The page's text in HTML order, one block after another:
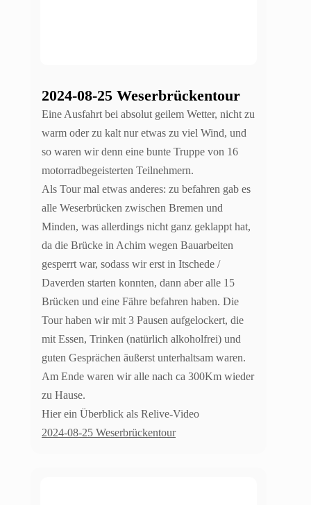
2024-08-25 Weserbrückentour
Eine Ausfahrt bei absolut geilem Wetter, nicht zu
warm oder zu kalt nur etwas zu viel Wind, und
so waren wir denn eine bunte Truppe von 16
motorradbegeisterten Teilnehmern.
Als Tour mal etwas anderes: zu befahren gab es
alle Weserbrücken zwischen Bremen und
Minden, was allerdings nicht ganz geklappt hat,
da die Brücke in Achim wegen Bauarbeiten
gesperrt war, sodass wir erst in Itschede /
Daverden starten konnten, dann aber alle 15
Brücken und eine Fähre befahren haben. Die
Tour haben wir mit 3 Pausen aufgelockert, die
mit Essen, Trinken (natürlich alkoholfrei) und
guten Gesprächen äußerst unterhaltsam waren.
Am Ende waren wir alle nach ca 300Km wieder
zu Hause.
Hier ein Überblick als Relive-Video
2024-08-25 Weserbrückentour